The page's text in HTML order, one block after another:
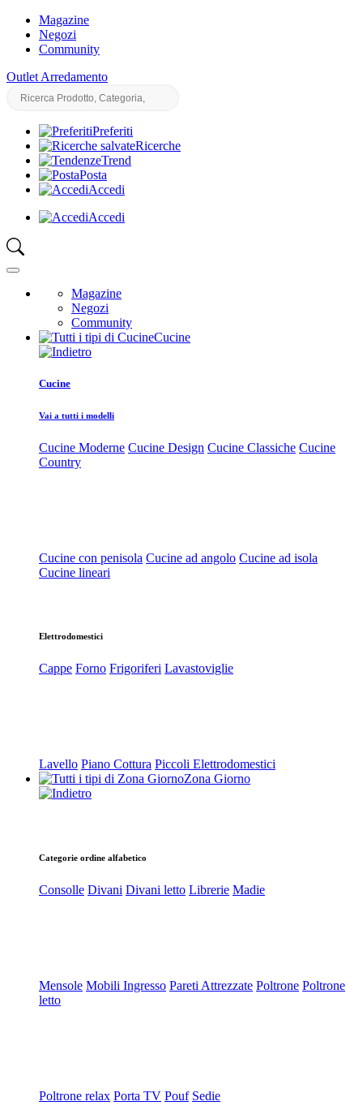
Magazine
Negozi
Community
Outlet Arredamento
Preferiti
Ricerche
Trend
Posta
Accedi
Accedi
Magazine
Negozi
Community
Cucine
Cucine
Vai a tutti i modelli
Cucine Moderne Cucine Design Cucine Classiche Cucine
Country
Cucine con penisola Cucine ad angolo Cucine ad isola
Cucine lineari
Elettrodomestici
Cappe Forno Frigoriferi Lavastoviglie
Lavello Piano Cottura Piccoli Elettrodomestici
Zona Giorno
Categorie ordine alfabetico
Consolle Divani Divani letto Librerie Madie
Mensole Mobili Ingresso Pareti Attrezzate Poltrone Poltrone
letto
Poltrone relax Porta TV Pouf Sedie